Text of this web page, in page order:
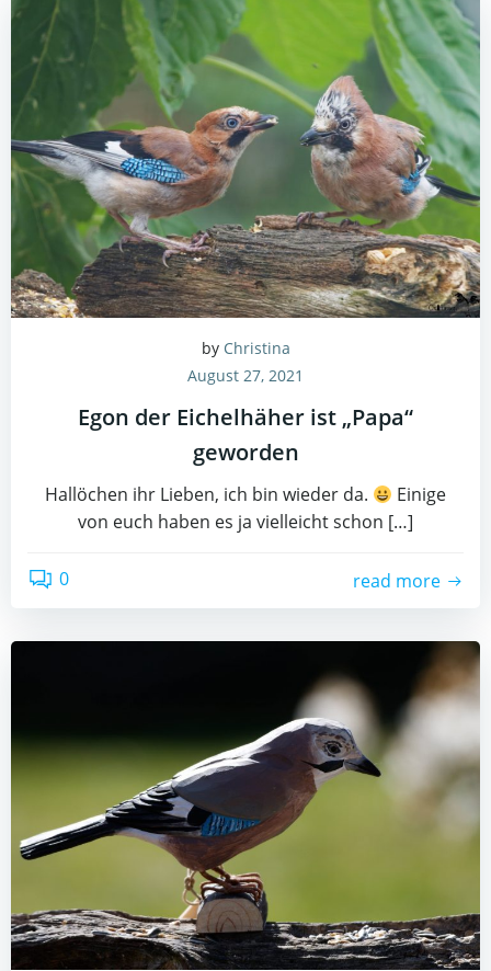
by Christina
August 27, 2021
Egon der Eichelhäher ist „Papa“
geworden
Hallöchen ihr Lieben, ich bin wieder da.
Einige
von euch haben es ja vielleicht schon […]
0 read more